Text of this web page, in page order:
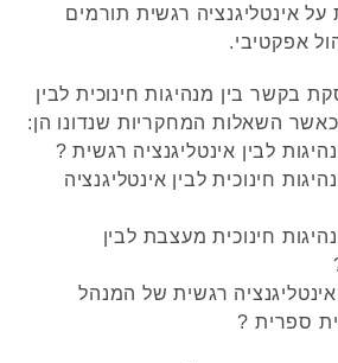
על אינטליגנציה רגשית תורמים
אפקטיבי.
בקשר בין מנהיגות חינוכית לבין
כאשר השאלות המחקריות שנדונו הן:
לבין אינטליגנציה רגשית ?
חינוכית לבין אינטליגנציה
חינוכית מעצבת לבין
אינטליגנציה רגשית של המנהל
ספרית ?